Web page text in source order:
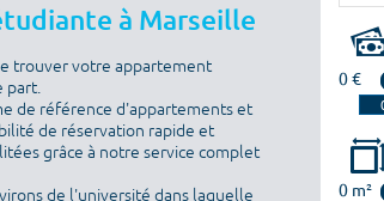
0 €
0 m²
à Marseille
trouver votre appartement
part.
de référence d'appartements et
de réservation rapide et
grâce à notre service complet
de l'université dans laquelle